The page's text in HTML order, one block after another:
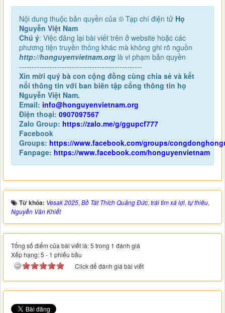
Nội dung thuộc bản quyền của © Tạp chí điện tử Họ
Nguyễn Việt Nam
Chú ý: Việc đăng lại bài viết trên ở website hoặc các
phương tiện truyền thông khác mà không ghi rõ nguồn
http://honguyenvietnam.org là vi phạm bản quyền
-------------------------------------------------
Xin mời quý bà con cộng đồng cùng chia sẻ và kết
nối thông tin với ban biên tập cổng thông tin họ
Nguyễn Việt Nam.
Email: info@honguyenvietnam.org
Điện thoại: 0907097567
Zalo Group: https://zalo.me/g/ggupcf777
Facebook
Groups: https://www.facebook.com/groups/
Fanpage: https://www.facebook.com/honguyenvietnam
Từ khóa: Vesak 2025, Bồ Tát Thích Quảng Đức, trái tim xá lợi, tự thiêu,
Nguyễn Văn Khiết
Tổng số điểm của bài viết là: 5 trong 1 đánh giá
Xếp hạng:5 - 1 phiếu bầu
Click để đánh giá bài viết